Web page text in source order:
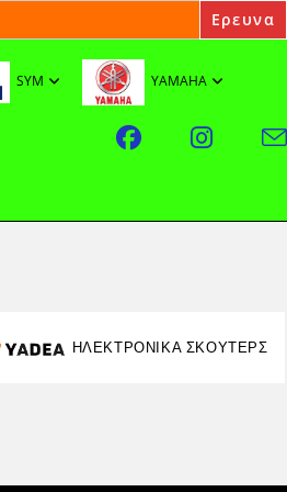
SYM YAMAHA
ΗΛΕΚΤΡΟΝΙΚΑ ΣΚΟΥΤΕΡΣ